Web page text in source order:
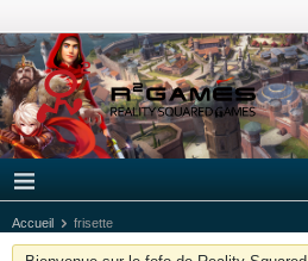
Accueil frisette